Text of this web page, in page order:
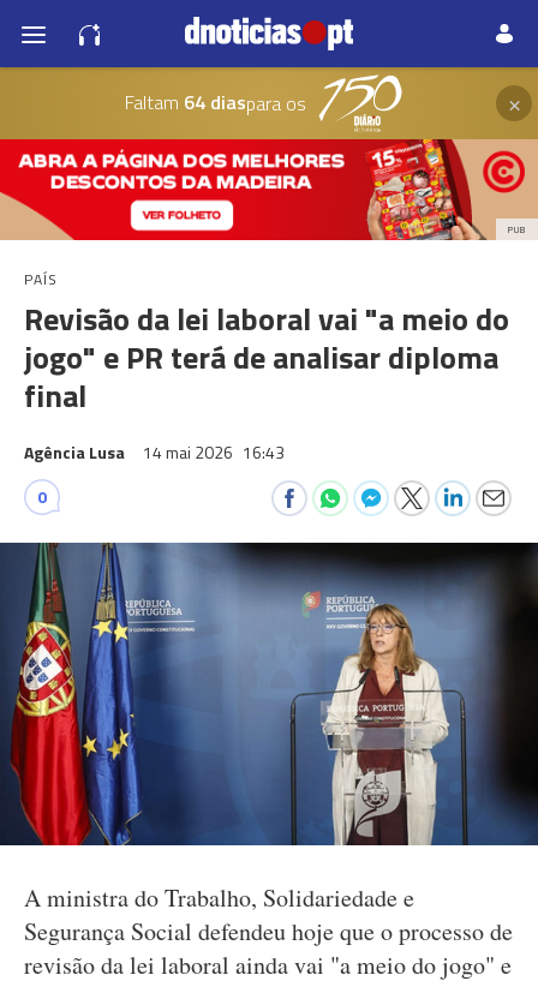
Faltam 64 diaspara os ×
PUB
PAÍS
Revisão da lei laboral vai "a meio do
jogo" e PR terá de analisar diploma
final
Agência Lusa 14 mai 2026 16:43
0
A ministra do Trabalho, Solidariedade e
Segurança Social defendeu hoje que o processo de
revisão da lei laboral ainda vai "a meio do jogo" e